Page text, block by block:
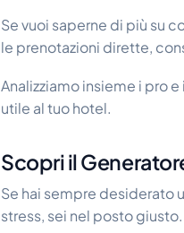
Se vuoi saperne di più su
le prenotazioni dirette,
Analizziamo insieme i pro
utile al tuo hotel.
Scopri il
Se hai sempre desiderato
stress, sei nel posto giusto.